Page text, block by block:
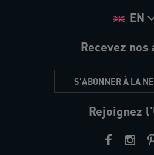
EN
Recevez nos
S'ABONNER À LA
Rejoignez